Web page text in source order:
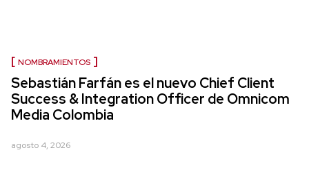
NOMBRAMIENTOS
Sebastián Farfán es el nuevo Chief Client
Success & Integration Officer de Omnicom
Media Colombia
agosto 4, 2026